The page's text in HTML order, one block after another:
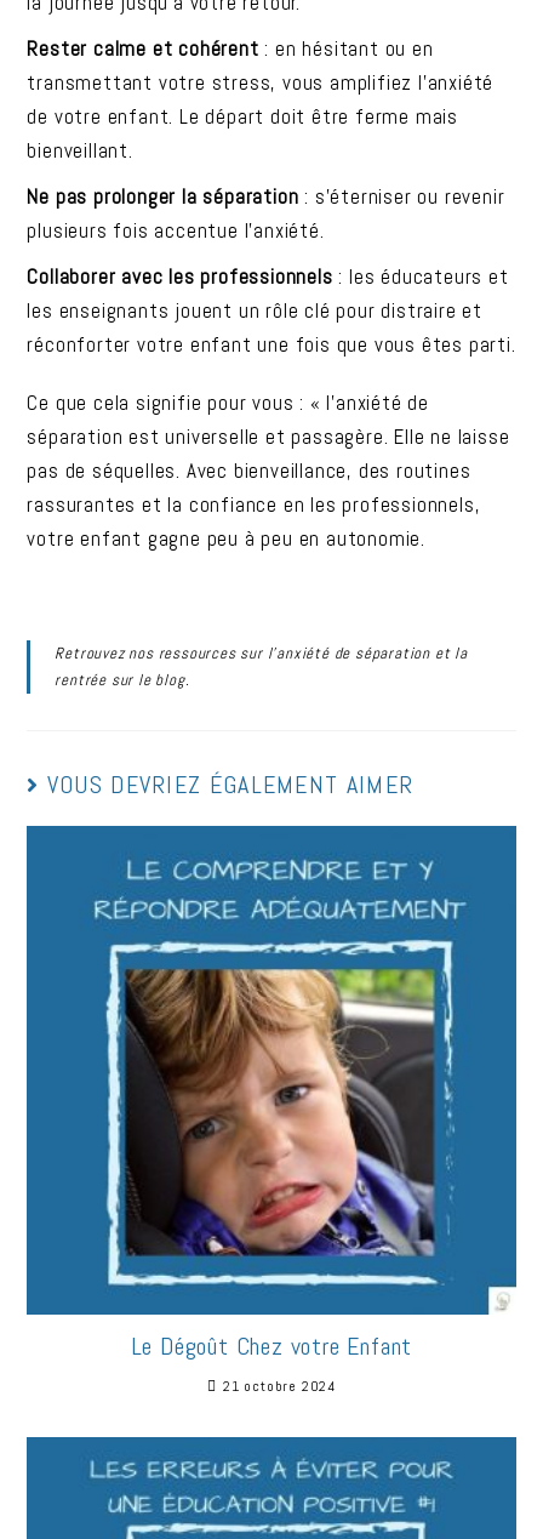
Rester calme et cohérent : en hésitant ou en
transmettant votre stress, vous amplifiez l’anxiété
de votre enfant. Le départ doit être ferme mais
bienveillant.
Ne pas prolonger la séparation: s’éterniser ou revenir
plusieurs fois accentue l’anxiété.
Collaborer avec les professionnels : les éducateurs et
les enseignants jouent un rôle clé pour distraire et
réconforter votre enfant une fois que vous êtes parti.
Ce que cela signifie pour vous : « l’anxiété de
séparation est universelle et passagère. Elle ne laisse
pas de séquelles. Avec bienveillance, des routines
rassurantes et la confiance en les professionnels,
votre enfant gagne peu à peu en autonomie.
Retrouvez nos ressources sur l’anxiété de séparation et la
rentrée sur le blog.
VOUS DEVRIEZ ÉGALEMENT AIMER
Le Dégoût Chez votre Enfant
21 octobre 2024